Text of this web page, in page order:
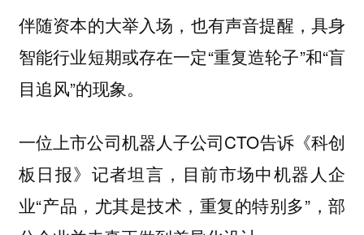
伴随资本的大举入场，也有声音提醒，具身
智能行业短期或存在一定“重复造轮子”和“盲
目追风”的现象。
一位上市公司机器人子公司CTO告诉《科创
板日报》记者坦言，目前市场中机器人企
业“产品，尤其是技术，重复的特别多”，部